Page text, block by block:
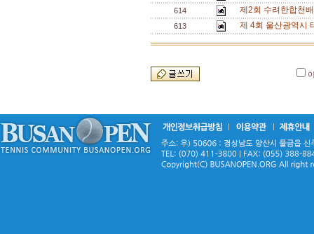
614 제2회 수려한합천
613 제 4회 울산광역시